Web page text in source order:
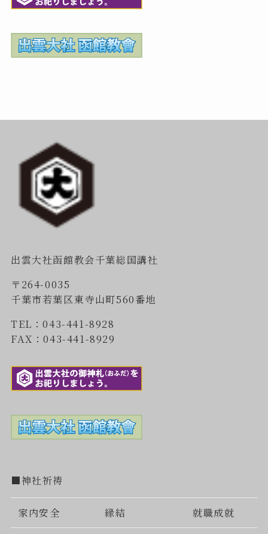
出雲大社函館教会千葉総国講社
〒264-0035
千葉市若葉区東寺山町560番地
TEL：043-441-8928
FAX：043-441-8929
■神社祈祷
家内安全 縁結 就職成就